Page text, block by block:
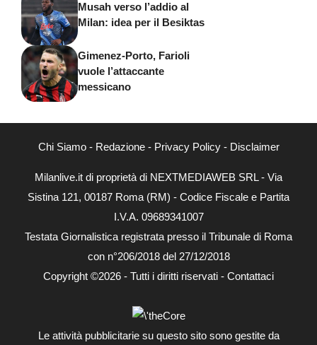
Musah verso l’addio al
Milan: idea per il Besiktas
Gimenez-Porto, Farioli
vuole l’attaccante
messicano
Chi Siamo- Redazione- Privacy Policy- Disclaimer
Milanlive.it di proprietà di NEXTMEDIAWEB SRL - Via
Sistina 121, 00187 Roma (RM) - Codice Fiscale e Partita
I.V.A. 09689341007
Testata Giornalistica registrata presso il Tribunale di Roma
con n°206/2018 del 27/12/2018
Copyright ©2026 - Tutti i diritti riservati - Contattaci
Le attività pubblicitarie su questo sito sono gestite da